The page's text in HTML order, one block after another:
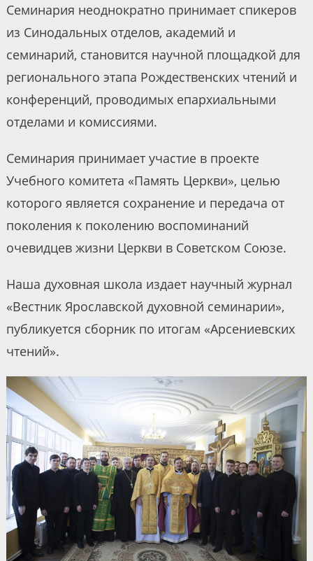
Семинария неоднократно принимает спикеров
из Синодальных отделов, академий и
семинарий, становится научной площадкой для
регионального этапа Рождественских чтений и
конференций, проводимых епархиальными
отделами и комиссиями.
Семинария принимает участие в проекте
Учебного комитета «Память Церкви», целью
которого является сохранение и передача от
поколения к поколению воспоминаний
очевидцев жизни Церкви в Советском Союзе.
Наша духовная школа издает научный журнал
«Вестник Ярославской духовной семинарии»,
публикуется сборник по итогам «Арсениевских
чтений».